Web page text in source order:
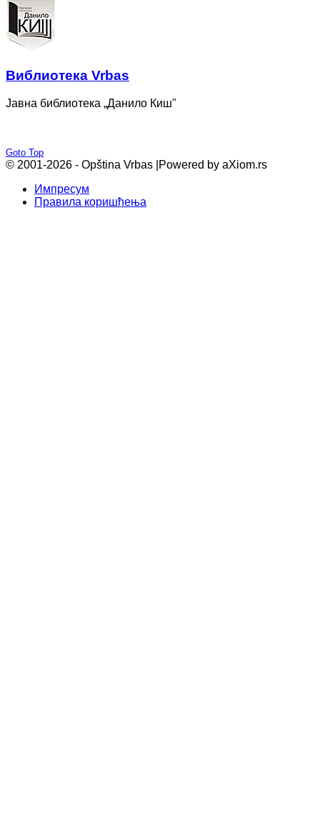
Bиблиотека Vrbas
Јавна библиотека „Данило Киш"
Goto Top
© 2001-2026 - Opština Vrbas | Powered by aXiom.rs
Импресум
Правила коришћења